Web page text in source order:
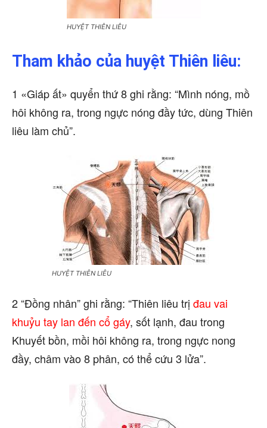
HUYỆT THIÊN LIÊU
Tham khảo của huyệt Thiên liêu:
1 «Giáp ất» quyển thứ 8 ghi rằng: “Mình nóng, mồ
hôi không ra, trong ngực nóng đầy tức, dùng Thiên
liêu làm chủ”.
HUYỆT THIÊN LIÊU
2 “Đồng nhân” ghi rằng: “Thiên liêu trị đau vai
khuỷu tay lan đến cổ gáy, sốt lạnh, đau trong
Khuyết bồn, mồi hôi không ra, trong ngực nong
đầy, châm vào 8 phân, có thể cứu 3 lửa”.